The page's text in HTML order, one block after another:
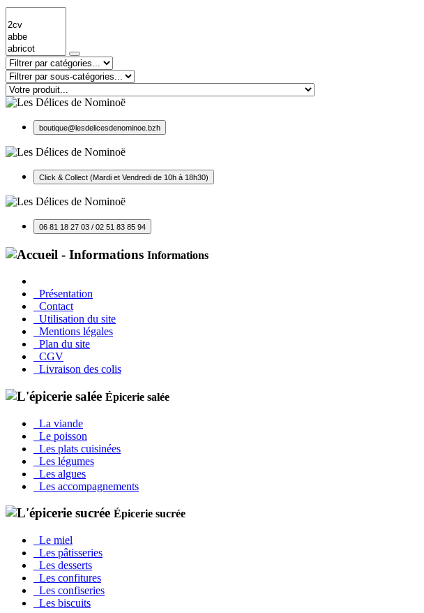
boutique@lesdelicesdenominoe.bzh
Click & Collect (Mardi et Vendredi de 10h à 18h30)
06 81 18 27 03 / 02 51 83 85 94
Informations
Présentation
Contact
Utilisation du site
Mentions légales
Plan du site
CGV
Livraison des colis
Épicerie salée
La viande
Le poisson
Les plats cuisinées
Les légumes
Les algues
Les accompagnements
Épicerie sucrée
Le miel
Les pâtisseries
Les desserts
Les confitures
Les confiseries
Les biscuits